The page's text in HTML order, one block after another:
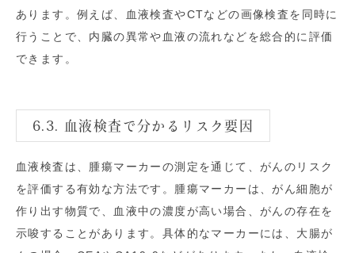
あります。例えば、血液検査やCTなどの画像検査を同時に
行うことで、内臓の異常や血液の流れなどを総合的に評価
できます。
6.3. 血液検査で分かるリスク要因
血液検査は、腫瘍マーカーの測定を通じて、がんのリスク
を評価する有効な方法です。腫瘍マーカーは、がん細胞が
作り出す物質で、血液中の濃度が高い場合、がんの存在を
示唆することがあります。具体的なマーカーには、大腸が